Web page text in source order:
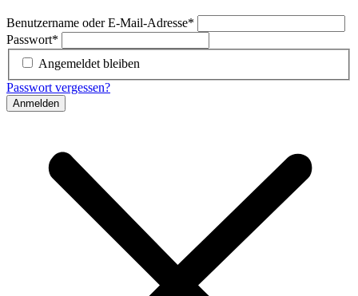
Benutzername oder E-Mail-Adresse*
Passwort*
Angemeldet bleiben
Passwort vergessen?
Anmelden